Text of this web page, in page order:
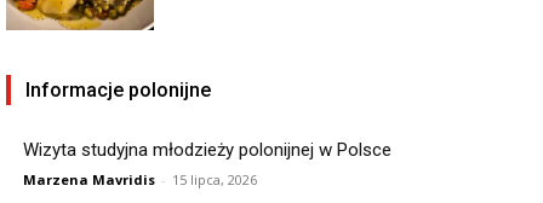
Informacje polonijne
Wizyta studyjna młodzieży polonijnej w Polsce
Marzena Mavridis - 15 lipca, 2026